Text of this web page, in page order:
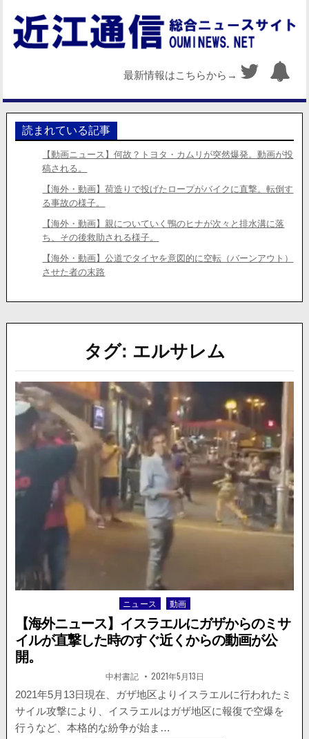
最新情報はこちらから→
読まれている記事
【動画ニュース】何故？トヨタ・カムリが突然爆発。動画が投
稿される。
【海外・動画】荷造りで投げたロープがバイクに直撃。転倒す
る事故の様子。
【海外・動画】親についていく鴨のヒナが次々と排水溝に落
ち、その後救助される様子。
【海外・動画】公道でタイヤを意図的に空転（バーンアウト）
させた者の末路
タグ: エルサレム
Posted
ニュース 動画
【海外ニュース】イスラエルにガザからのミサ
イルが直撃した時のすぐ近くからの動画が公
開。
著
者:
中村書記 掲
載
日：
2021年5月13日
2021年5月13日現在、ガザ地区よりイスラエルに行われたミ
サイル攻撃により、イスラエルはガザ地区に報復で空爆を
行うなど、本格的な紛争が始ま…